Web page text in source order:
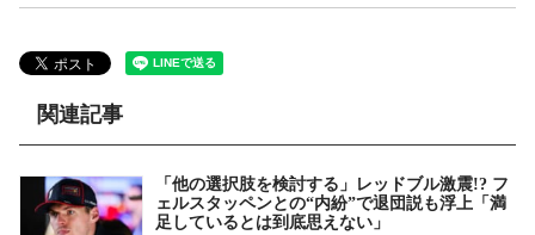
関連記事
「他の選択肢を検討する」レッドブル激震!? フ
ェルスタッペンとの“内紛”で退団説も浮上「満
足しているとは到底思えない」